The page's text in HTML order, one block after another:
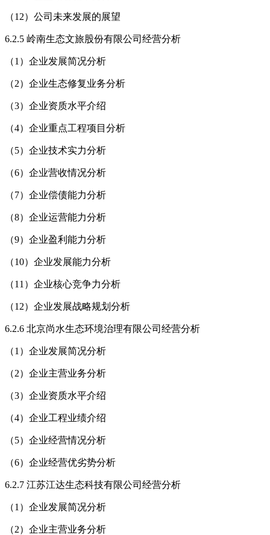
（12）公司未来发展的展望
6.2.5 岭南生态文旅股份有限公司经营分析
（1）企业发展简况分析
（2）企业生态修复业务分析
（3）企业资质水平介绍
（4）企业重点工程项目分析
（5）企业技术实力分析
（6）企业营收情况分析
（7）企业偿债能力分析
（8）企业运营能力分析
（9）企业盈利能力分析
（10）企业发展能力分析
（11）企业核心竞争力分析
（12）企业发展战略规划分析
6.2.6 北京尚水生态环境治理有限公司经营分析
（1）企业发展简况分析
（2）企业主营业务分析
（3）企业资质水平介绍
（4）企业工程业绩介绍
（5）企业经营情况分析
（6）企业经营优劣势分析
6.2.7 江苏江达生态科技有限公司经营分析
（1）企业发展简况分析
（2）企业主营业务分析